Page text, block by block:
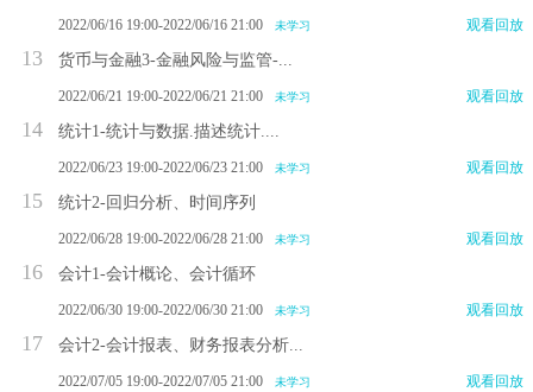
2022/06/16 19:00-2022/06/16 21:00 未学习 观看回放
13 货币与金融3-金融风险与监管-...
2022/06/21 19:00-2022/06/21 21:00 未学习 观看回放
14 统计1-统计与数据.描述统计....
2022/06/23 19:00-2022/06/23 21:00 未学习 观看回放
15 统计2-回归分析、时间序列
2022/06/28 19:00-2022/06/28 21:00 未学习 观看回放
16 会计1-会计概论、会计循环
2022/06/30 19:00-2022/06/30 21:00 未学习 观看回放
17 会计2-会计报表、财务报表分析...
2022/07/05 19:00-2022/07/05 21:00 未学习 观看回放